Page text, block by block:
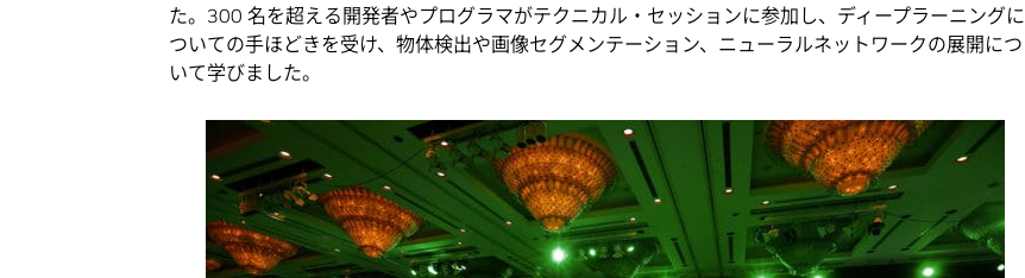
た。300 名を超える開発者やプログラマがテクニカル・セッションに参加し、ディープラーニングに
ついての手ほどきを受け、物体検出や画像セグメンテーション、ニューラルネットワークの展開につ
いて学びました。